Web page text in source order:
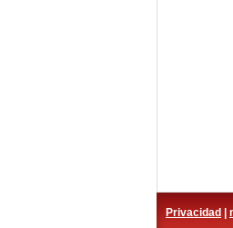
Privacidad